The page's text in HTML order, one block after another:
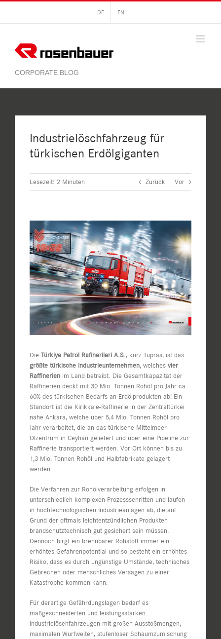
springen
DE EN
Industrielöschfahrzeug für
türkischen Erdölgiganten
Lesezeit: 2 Minuten Zurück Vor
Zeige
grösseres
Bild
Die Türkiye Petrol Rafinerileri A.S., kurz Tüpras, ist das
größte türkische Industrieunternehmen, welches vier
Raffinerien im Land betreibt. Die Gesamtkapazität der
Raffinerien deckt mit 30 Mio. Tonnen Rohöl pro Jahr ca.
60% des türkischen Bedarfs an Erdölprodukten ab! Ein
Standort ist die Kirikkale-Raffinerie in der Zentraltürkei
nahe Ankara, welche über 5,4 Mio. Tonnen Rohöl pro
Jahr verarbeitet, die an das türkische Mittelmeer-
Ölzentrum in Ceyhan geliefert und über eine Pipeline zur
Raffinerie transportiert werden. Vor Ort können bis zu
1,3 Mio. Tonnen Rohöl und Halbfabrikate gelagert
werden.
Die Verfahren zur Rohölverarbeitung erfolgen in
unterschiedlich komplexen Prozessschritten und laufen
in hochtechnologischen Industrieanlagen ab, die auf
Grund der oftmals leichtentzündlichen Produkten
brandschutztechnisch gut gesichert sein müssen.
Dennoch birgt ein brennbarer Rohstoff immer ein
erhöhtes Gefahrenpotential und so besteht ein erhöhtes
Risiko, dass es durch ungünstige Umstände, technisches
Gebrechen oder menschliches Versagen zu einer
Katastrophe kommen kann.
Für derartige Gefährdungslagen bedarf es
maßgeschneiderten und leistungsstarken
Industrielöschfahrzeugen mit großen Ausstoßmengen,
maximalen Wurfweiten, stufenloser Schaumzumischung